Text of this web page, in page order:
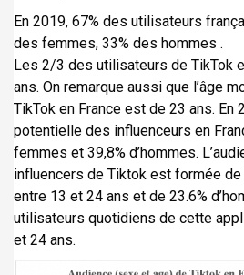
En 2019, 67% des utilisateurs
des femmes, 33% des hommes .
Les 2/3 des utilisateurs de TikTok
ans. On remarque aussi que l’âge
TikTok en France est de 23 ans. En
potentielle des influenceurs en
femmes et 39,8% d’hommes.
influencers de Tiktok est formée
entre 13 et 24 ans et de 23.6%
utilisateurs quotidiens de cette
et 24 ans.